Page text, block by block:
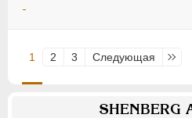
-
1 2 3 Следующая
SHENBERG